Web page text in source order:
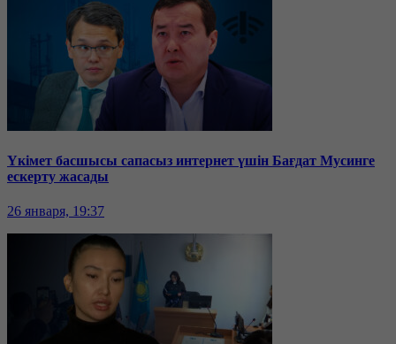
Үкімет басшысы сапасыз интернет үшін Бағдат Мусинге
ескерту жасады
26 января, 19:37